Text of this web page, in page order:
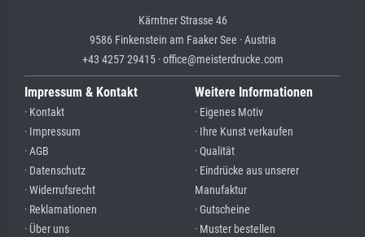
Kärntner Strasse 46
9586 Finkenstein am Faaker See · Austria
+43 4257 29415 · office@meisterdrucke.com
Impressum & Kontakt
· Kontakt
· Impressum
· AGB
· Datenschutz
· Widerrufsrecht
· Reklamationen
· Über uns
Weitere Informationen
· Eigenes Motiv
· Ihre Kunst verkaufen
· Qualität
· Eindrücke aus unserer
Manufaktur
· Gutscheine
· Muster bestellen